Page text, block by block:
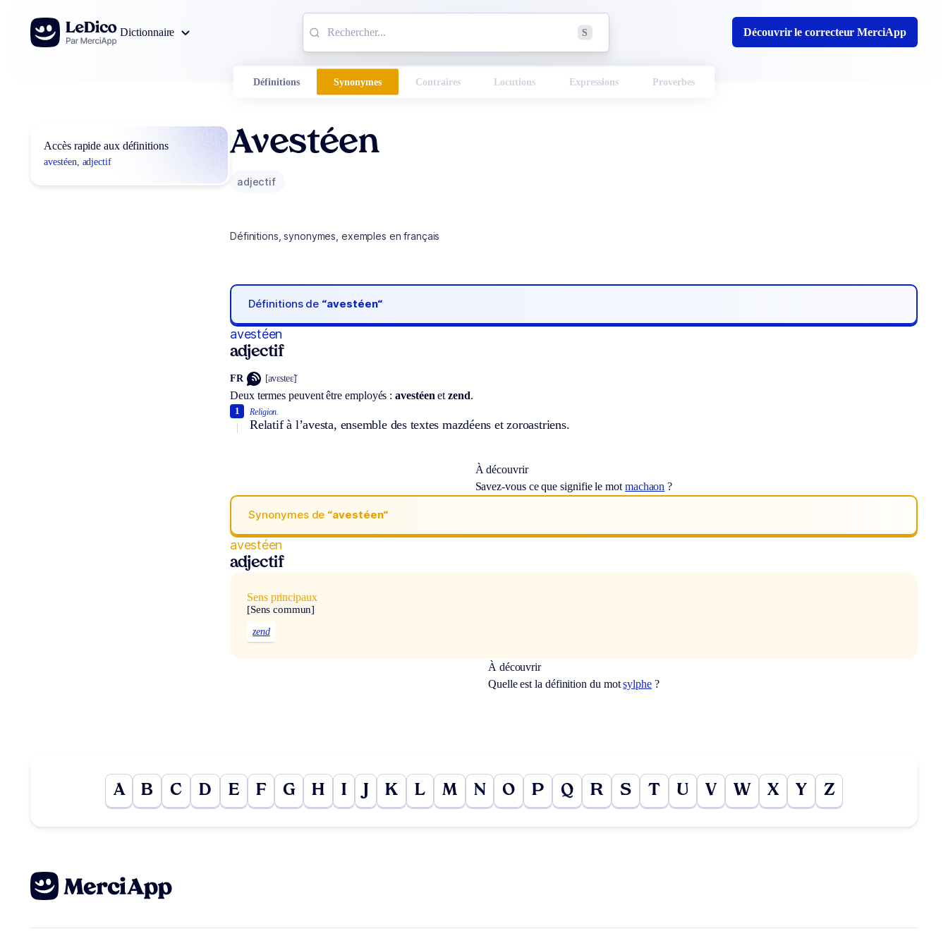
Aller au contenu
Dictionnaire
S Découvrir le correcteur MerciApp
Définitions Synonymes Contraires Locutions Expressions Proverbes
Accès rapide aux définitions
avestéen, adjectif
Avestéen
adjectif
Définitions, synonymes, exemples en français
Définitions de “avestéen“
avestéen
adjectif
FR [avɛsteɛ̃]
Deux termes peuvent être employés :avestéen etzend.
Religion.
Relatif à l’avesta, ensemble des textes mazdéens et zoroastriens.
1
À découvrir
Savez-vous ce que signifie le mot machaon ?
Synonymes de “avestéen“
avestéen
adjectif
Sens principaux
[Sens commun]
zend
À découvrir
Quelle est la définition du motsylphe?
A B C D E F G H I J K L M N O P Q R S T U V W X Y Z